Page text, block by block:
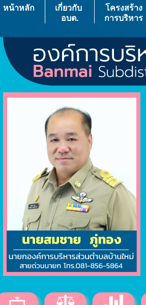
หน้าหลัก
เกี่ยวกับ
อบต.
โครงสร้าง
การบริหาร